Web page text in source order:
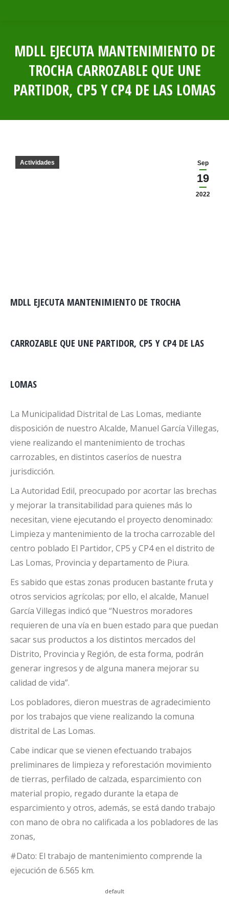
MDLL EJECUTA MANTENIMIENTO DE
TROCHA CARROZABLE QUE UNE
PARTIDOR, CP5 Y CP4 DE LAS LOMAS
Sep
19
2022
Actividades
MDLL EJECUTA MANTENIMIENTO DE TROCHA
CARROZABLE QUE UNE PARTIDOR, CP5 Y CP4 DE LAS
LOMAS
La Municipalidad Distrital de Las Lomas, mediante
disposición de nuestro Alcalde, Manuel García Villegas,
viene realizando el mantenimiento de trochas
carrozables, en distintos caseríos de nuestra
jurisdicción.
La Autoridad Edil, preocupado por acortar las brechas
y mejorar la transitabilidad para quienes más lo
necesitan, viene ejecutando el proyecto denominado:
Limpieza y mantenimiento de la trocha carrozable del
centro poblado El Partidor, CP5 y CP4 en el distrito de
Las Lomas, Provincia y departamento de Piura.
Es sabido que estas zonas producen bastante fruta y
otros servicios agrícolas; por ello, el alcalde, Manuel
García Villegas indicó que “Nuestros moradores
requieren de una vía en buen estado para que puedan
sacar sus productos a los distintos mercados del
Distrito, Provincia y Región, de esta forma, podrán
generar ingresos y de alguna manera mejorar su
calidad de vida”.
Los pobladores, dieron muestras de agradecimiento
por los trabajos que viene realizando la comuna
distrital de Las Lomas.
Cabe indicar que se vienen efectuando trabajos
preliminares de limpieza y reforestación movimiento
de tierras, perfilado de calzada, esparcimiento con
material propio, regado durante la etapa de
esparcimiento y otros, además, se está dando trabajo
con mano de obra no calificada a los pobladores de las
zonas,
#Dato: El trabajo de mantenimiento comprende la
ejecución de 6.565 km.
default